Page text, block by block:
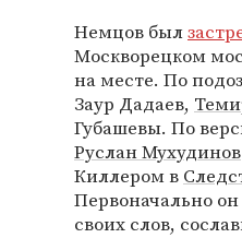
Немцов был
Москворецком
на месте. По
Заур Дадаев,
Губашевы. По
Руслан Мухудинов
Киллером в
Первоначально
своих слов,